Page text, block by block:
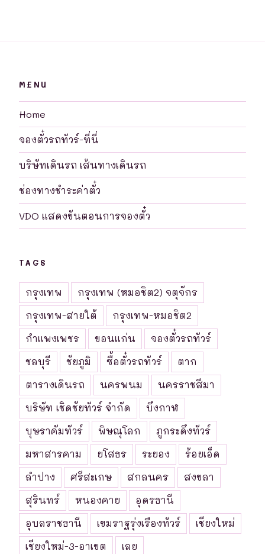
MENU
Home
จองตั๋วรถทัวร์-ที่นี่
บริษัทเดินรถ เส้นทางเดินรถ
ช่องทางชำระค่าตั๋ว
VDO แสดงขันตอนการจองตั๋ว
TAGS
กรุงเทพ
กรุงเทพ (หมอชิต2) จตุจักร
กรุงเทพ-สายใต้
กรุงเทพ-หมอชิต2
กำแพงเพชร
ขอนแก่น
จองตั๋วรถทัวร์
ชลบุรี
ชัยภูมิ ซื้อตั๋วรถทัวร์
ตาก
ตารางเดินรถ
นครพนม
นครราชสีมา
บริษัท เชิดชัยทัวร์ จำกัด
บึงกาฬ
บุษราคัมทัวร์
พิษณุโลก
ภูกระดึงทัวร์
มหาสารคาม
ยโสธร ระยอง
ร้อยเอ็ด
ลำปาง
ศรีสะเกษ สกลนคร
สงขลา
สุรินทร์
หนองคาย
อุดรธานี
อุบลราชธานี
เขมราฐรุ่งเรืองทัวร์
เชียงใหม่
เชียงใหม่-3-อาเขต
เลย